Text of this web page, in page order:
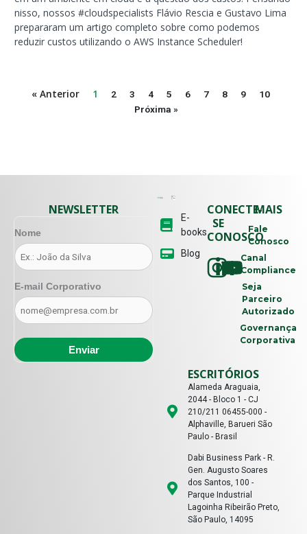
nisso, nossos #cloudspecialists Flávio Rescia e Gustavo Lima
prepararam um artigo completo sobre como podemos
reduzir custos utilizando o AWS Instance Scheduler!
« Anterior 1 2 3 4 5 6 7 8 9
10
Próxima »
E-
books
Blog
CONECTE-
SE
CONOSCO
MAIS
Fale
Conosco
Canal
Compliance
Seja
Parceiro
Autorizado
Governança
Corporativa
ESCRITÓRIOS
Alameda Araguaia,
2044 - Bloco 1 - CJ
210/211 06455-000 -
Alphaville, Barueri São
Paulo - Brasil
Dabi Business Park - R.
Gen. Augusto Soares
dos Santos, 100 -
Parque Industrial
Lagoinha Ribeirão Preto,
São Paulo, 14095
NEWSLETTER
Nome
E-mail Corporativo